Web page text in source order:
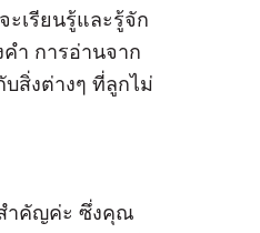
เรียนรู้และรู้จัก
ำ การอ่านจาก
สิ่งต่างๆ ที่ลูกไม่
ำคัญค่ะ ซึ่งคุณ